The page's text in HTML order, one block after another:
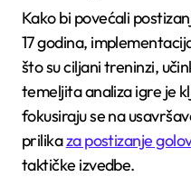
Kako bi povećali
17 godina,
što su ciljani treninzi,
temeljita analiza igre je
fokusiraju se na
prilikaza postizanje
taktičke izvedbe.